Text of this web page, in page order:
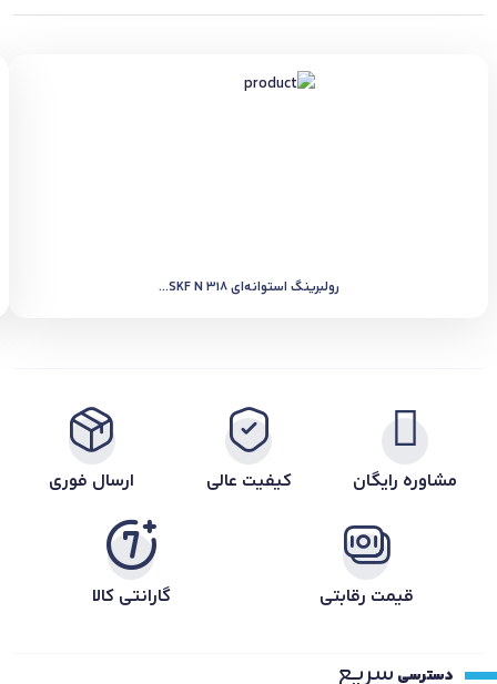
رولبرینگ استوانه‌ای SKF N 318...
مشاوره رایگان کیفیت عالی ارسال فوری
قیمت رقابتی گارانتی کالا
دسترسی سریع